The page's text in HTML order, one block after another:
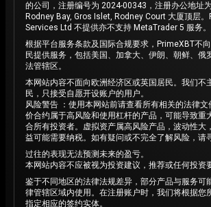
的公司，注册编号为 2024-00343，注册办公地址
Rodney Bay, Gros Islet, Rodney Court 大厦顶层
Services Ltd 不提供亦不支持 MetaTrader 5 服务。
根据平台服务条款及国际合规要求，PrimeXBT不
民提供服务，包括美国、加拿大、伊朗、朝鲜、俄
法管辖区。
本网站内容不面向欧洲经济区或英国居民。我们不
民，只接受自愿开设账户的用户。
风险警告 ：使用本网站前请查看所有相关的法律
价合约属于高风险和使用杠杆的产品，可能导致重
合所有投资者。虚拟资产属高风险产品，波动性大
益可能需要纳税。如有疑问或不完全了解风险，请
过往的表现无法预测未来的盈亏。
本网站内容不应被视为投资建议，推荐或任何投资
鉴于不同地区的法律法规差异，部分产品与服务可
律管辖区域内使用。在注册账户时，我们将根据您
指定相应的签约实体。